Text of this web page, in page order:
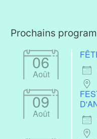
Prochains
06
Août
09
Août